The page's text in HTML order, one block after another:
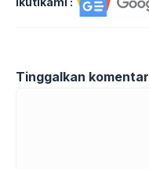
Tinggalkan komentar